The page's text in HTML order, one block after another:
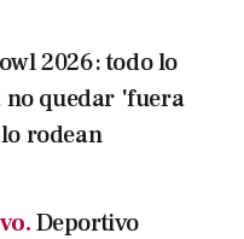
2026: todo lo
no quedar 'fuera
rodean
Deportivo